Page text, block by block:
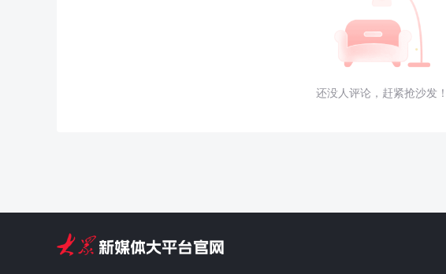
还没人评论，赶紧抢沙发！